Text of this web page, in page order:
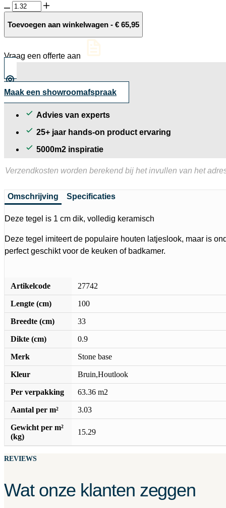
Organico
10MM
Rovere
geprint
cm
Toevoegen aan winkelwagen - € 65,95
Vraag een offerte aan
Maak een showroomafspraak
Advies van experts
25+ jaar hands-on product ervaring
5000m2 inspiratie
Verzendkosten worden berekend bij het invullen van het
Omschrijving Specificaties
Deze tegel is 1 cm dik, volledig keramisch
Deze tegel imiteert de populaire houten latjeslook, maar is
perfect geschikt voor de keuken of badkamer.
Artikelcode 27742
Lengte (cm) 100
Breedte (cm) 33
Dikte (cm) 0.9
Merk Stone base
Kleur Bruin,Houtlook
Per verpakking 63.36 m2
Aantal per m² 3.03
Gewicht per m²
(kg)
15.29
REVIEWS
Wat onze klanten zeggen